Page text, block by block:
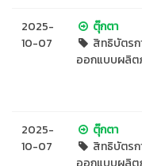
2025-
10-07
ตุ๊กตา
สิทธิบัตรก
ออกแบบผลิ
2025-
10-07
ตุ๊กตา
สิทธิบัตรก